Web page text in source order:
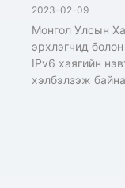
2023-02-09
Монгол Улсын
эрхлэгчид
IPv6 хаягийн
хэлбэлзэж